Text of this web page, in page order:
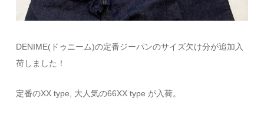
DENIME(ドゥニーム)の定番ジーパンのサイズ欠け分が追加入
荷しました！
定番のXX type, 大人気の66XX type が入荷。